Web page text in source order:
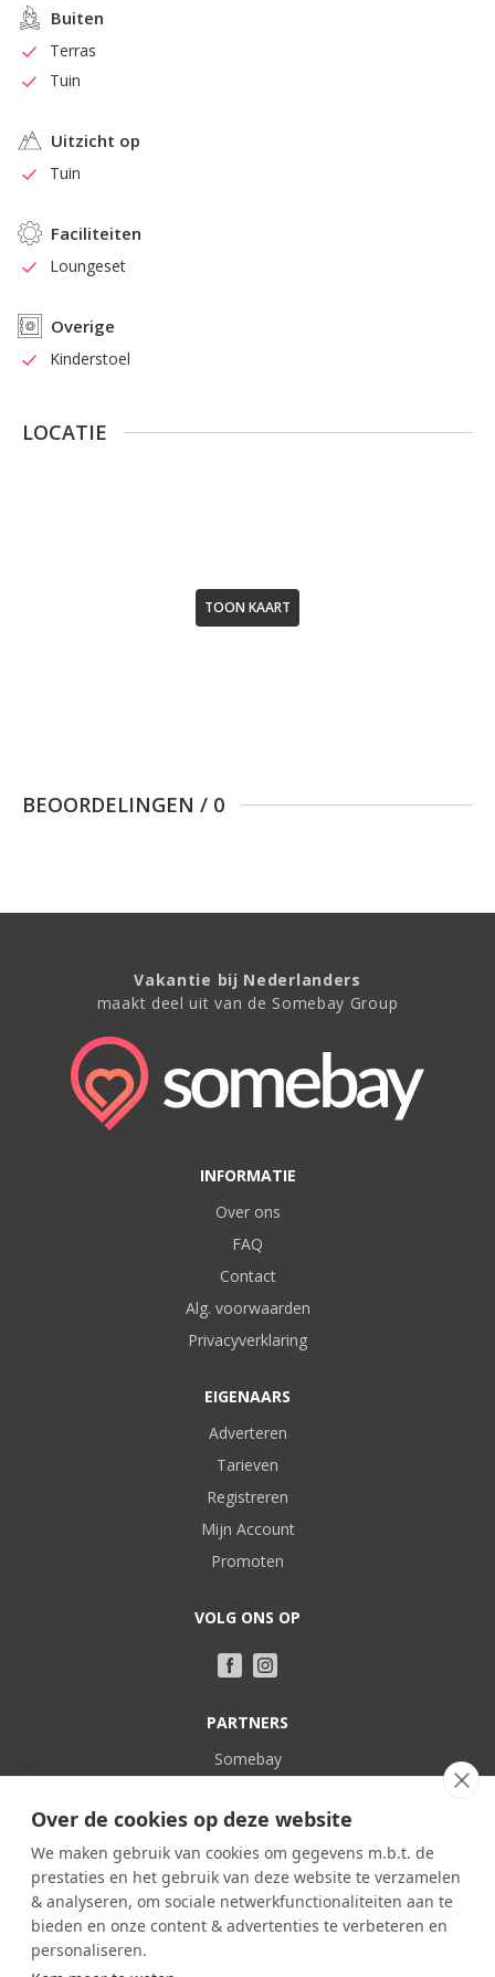
Over de cookies op deze website
We maken gebruik van cookies om gegevens m.b.t. de
prestaties en het gebruik van deze website te verzamelen
& analyseren, om sociale netwerkfunctionaliteiten aan te
bieden en onze content & advertenties te verbeteren en
personaliseren.
Buiten
Terras
Tuin
Uitzicht op
Tuin
Faciliteiten
Loungeset
Overige
Kinderstoel
LOCATIE
TOON KAART
BEOORDELINGEN / 0
Vakantie bij Nederlanders
maakt deel uit van de Somebay Group
INFORMATIE
Over ons
FAQ
Contact
Alg. voorwaarden
Privacyverklaring
EIGENAARS
Adverteren
Tarieven
Registreren
Mijn Account
Promoten
VOLG ONS OP
PARTNERS
Somebay
POPULAIR
Familieverblijven
In eigen land